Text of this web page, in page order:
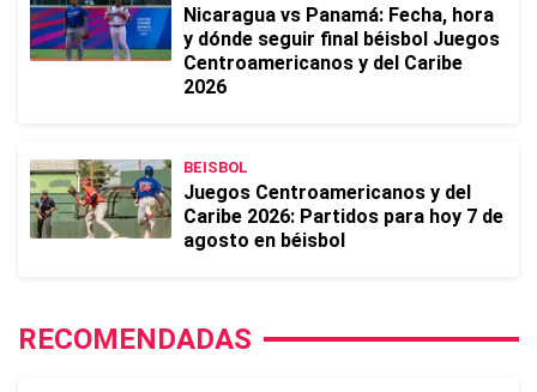
Nicaragua vs Panamá: Fecha, hora
y dónde seguir final béisbol Juegos
Centroamericanos y del Caribe
2026
BEISBOL
Juegos Centroamericanos y del
Caribe 2026: Partidos para hoy 7 de
agosto en béisbol
RECOMENDADAS